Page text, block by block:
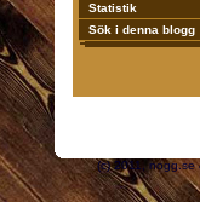
Statistik
Sök i denna blogg
(c) 2011,